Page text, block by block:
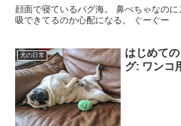
顔面で寝ているパグ海。 鼻ぺちゃなの
吸できてるのか心配になる。 ぐーぐー
犬の日常
はじめて
グ: ワンコ